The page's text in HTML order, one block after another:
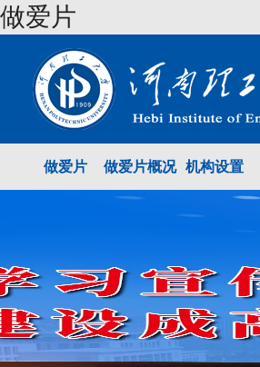
做爱片
做爱片 做爱片概况 机构设置